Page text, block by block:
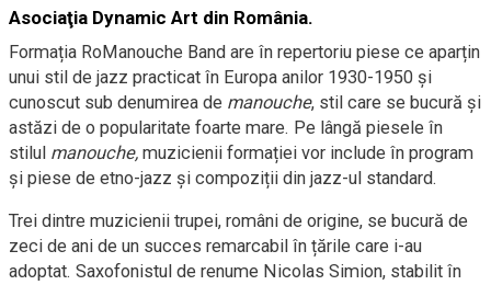
Asociaţia Dynamic Art din România.
Formația RoManouche Band are în repertoriu piese ce aparțin
unui stil de jazz practicat în Europa anilor 1930-1950 și
cunoscut sub denumirea de manouche, stil care se bucură și
astăzi de o popularitate foarte mare. Pe lângă piesele în
stilul manouche, muzicienii formației vor include în program
și piese de etno-jazz și compoziții din jazz-ul standard.
Trei dintre muzicienii trupei, români de origine, se bucură de
zeci de ani de un succes remarcabil în țările care i-au
adoptat. Saxofonistul de renume Nicolas Simion, stabilit în